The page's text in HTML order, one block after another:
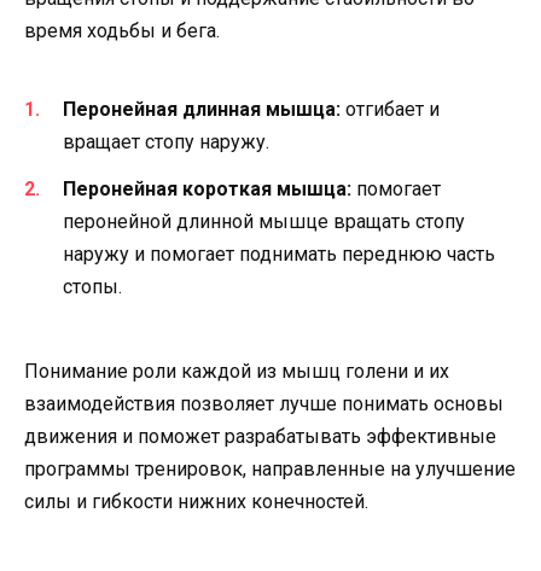
время ходьбы и бега.
Перонейная длинная мышца: отгибает и
вращает стопу наружу.
Перонейная короткая мышца: помогает
перонейной длинной мышце вращать стопу
наружу и помогает поднимать переднюю часть
стопы.
Понимание роли каждой из мышц голени и их
взаимодействия позволяет лучше понимать основы
движения и поможет разрабатывать эффективные
программы тренировок, направленные на улучшение
силы и гибкости нижних конечностей.